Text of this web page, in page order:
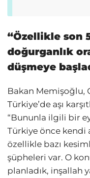
“Özellikle son
doğurganlık
düşmeye
Bakan Memişoğlu,
Türkiye’de aşı
“Bununla ilgili bir
Türkiye önce kendi
özellikle bazı
şüpheleri var. O
planladık, inşallah